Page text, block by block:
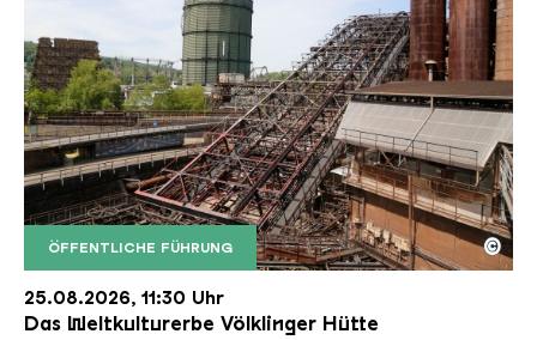
ÖFFENTLICHE FÜHRUNG
Der Erzschrägaufzug der Völklinger Hütte mit
Copyright: Weltkulturerbe Völklinger Hütte | Karl
©
25.08.2026, 11:30 Uhr
Das Weltkulturerbe Völklinger Hütte